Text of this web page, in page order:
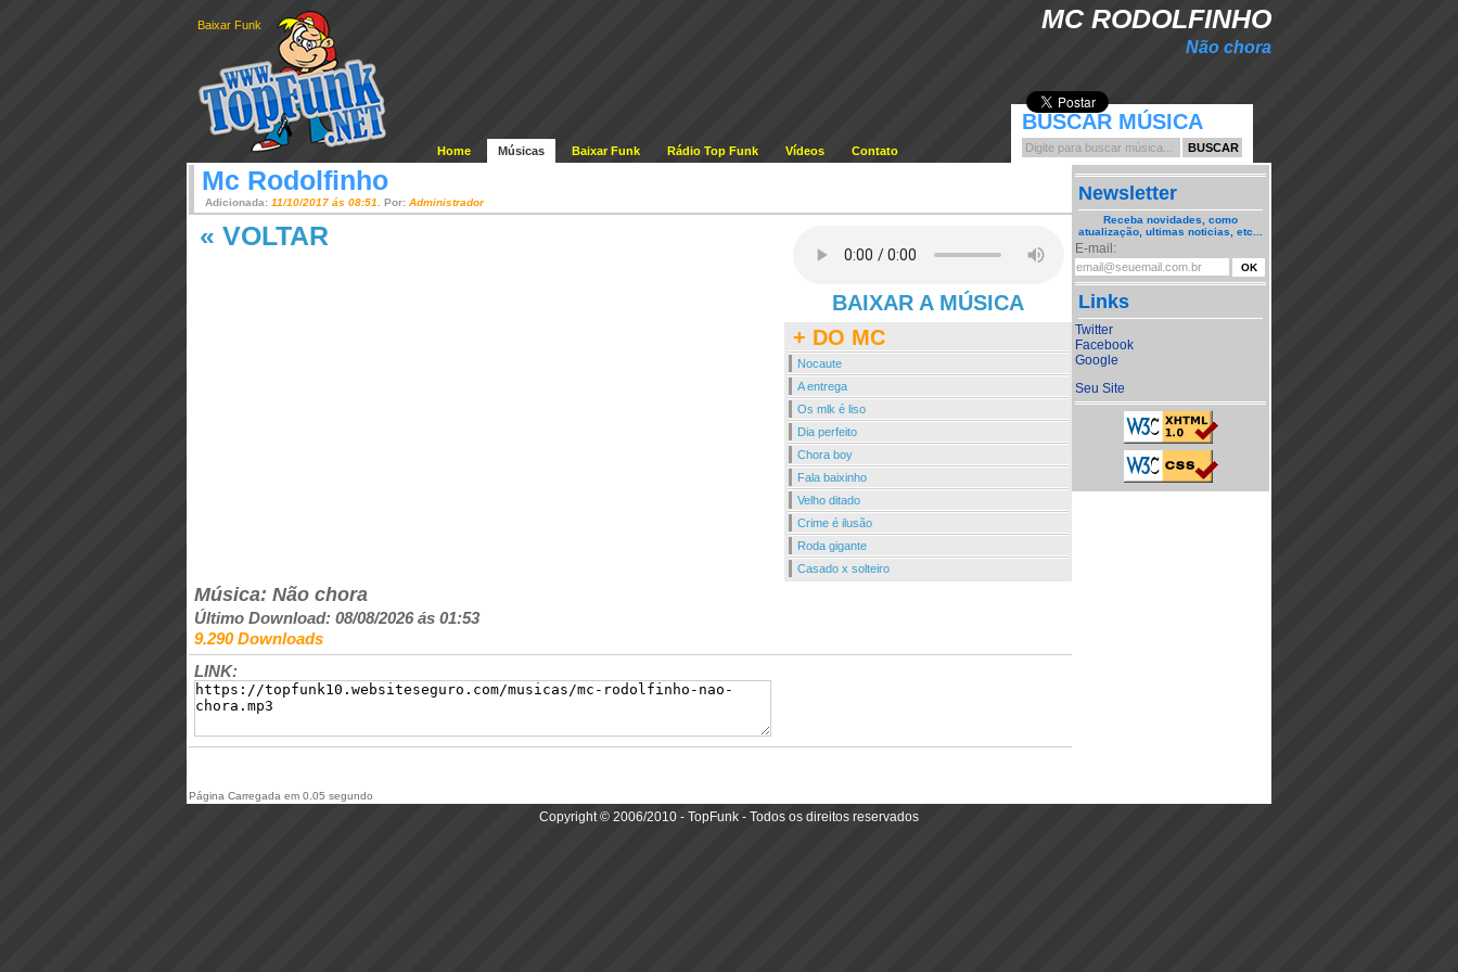
MC RODOLFINHO
Não chora
Baixar Funk
Home Músicas Baixar Funk Rádio Top Funk Vídeos Contato
BUSCAR MÚSICA
Mc Rodolfinho
Adicionada: 11/10/2017 ás 08:51 . Por: Administrador
BAIXAR A MÚSICA
+ DO MC
Nocaute
A entrega
Os mlk é liso
Dia perfeito
Chora boy
Fala baixinho
Velho ditado
Crime é ilusão
Roda gigante
Casado x solteiro
« VOLTAR
Música: Não chora
Último Download: 08/08/2026 ás 01:53
9.290 Downloads
LINK:
Newsletter
Receba novidades, como
atualização, ultimas noticias, etc...
E-mail:
Links
Twitter
Facebook
Google
Seu Site
Página Carregada em 0.05 segundo
Copyright © 2006/2010 - TopFunk - Todos os direitos reservados